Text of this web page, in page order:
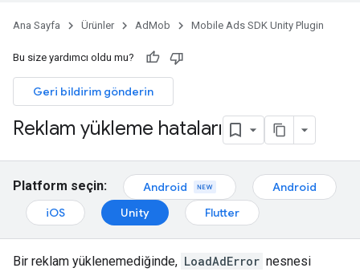
Ana Sayfa Ürünler AdMob Mobile Ads SDK Unity Plugin
Bu size yardımcı oldu mu?
Geri bildirim gönderin
Reklam yükleme hataları
Platform seçin: Android
Android
iOS
Unity Flutter
Bir reklam yüklenemediğinde, LoadAdError nesnesi